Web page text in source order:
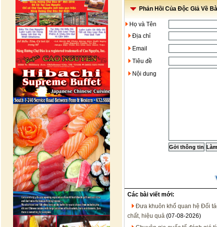
Phản Hồi Của Độc Giả Về
Họ và Tên
Địa chỉ
Email
Tiêu đề
Nội dung
Các bài viết mới:
Đưa khuôn khổ quan hệ Đối
chất, hiệu quả (07-08-2026)